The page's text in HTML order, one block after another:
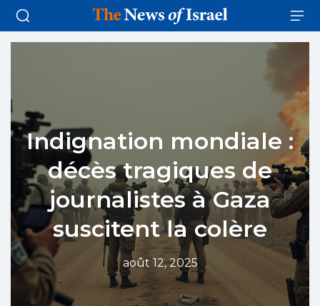
Indignation mondiale :
décès tragiques de
journalistes à Gaza
suscitent la colère
août 12, 2025